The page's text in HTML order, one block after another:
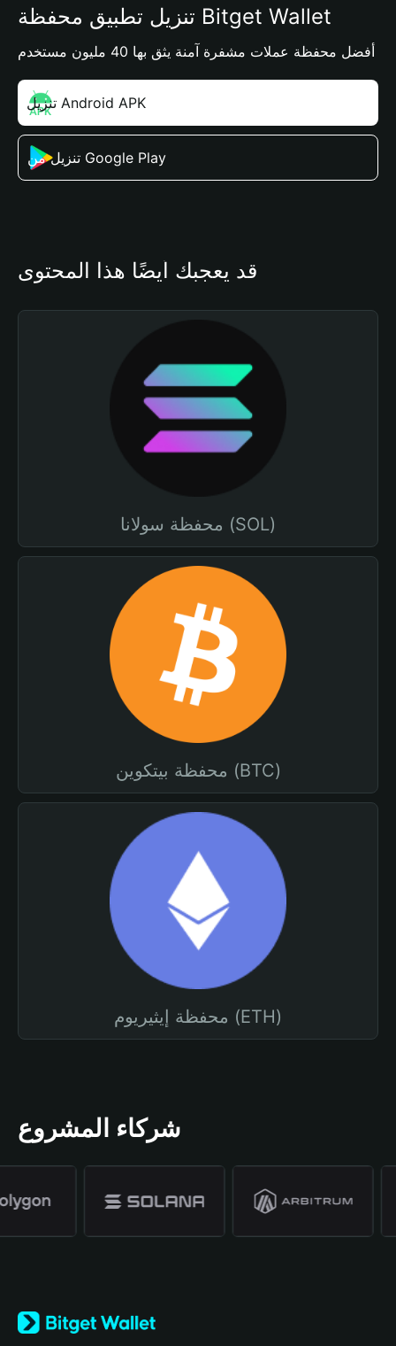
تنزيل تطبيق محفظة Bitget Wallet
أفضل محفظة عملات مشفرة آمنة يثق بها 40 مليون مستخدم
تنزيل Android APK
تنزيل من Google Play
قد يعجبك أيضًا هذا المحتوى
محفظة سولانا (SOL)
محفظة بيتكوين (BTC)
محفظة إيثيريوم (ETH)
شركاء المشروع